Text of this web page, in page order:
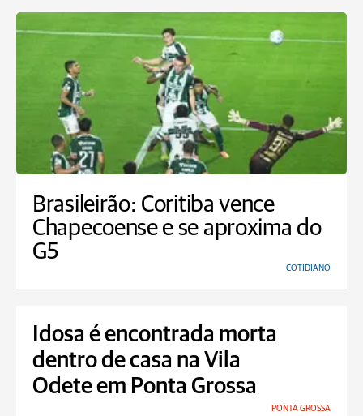
Brasileirão: Coritiba vence
Chapecoense e se aproxima do
G5
COTIDIANO
Idosa é encontrada morta
dentro de casa na Vila
Odete em Ponta Grossa
PONTA GROSSA